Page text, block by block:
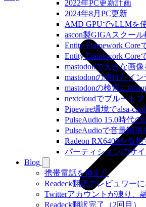
2022年PC更新計画
2024年8月PC更新
AMD GPUでvLLMを
ascon製GIGAスクー
Entity Framework
Entity Framework
mastodonで大きな画
mastodonの壊れたイ
mastodonの検索に
nextcloudでブルート
Pipewire環境でalsa-
PulseAudio 15.0時代
PulseAudioで音量制限
Radeon RX6400を仮
パーティションのサ
Blog
携帯電話を換えた
Readeck翻訳のレビュワー
Twitterアカウントが凍り、
Readeck翻訳完了（2回目）